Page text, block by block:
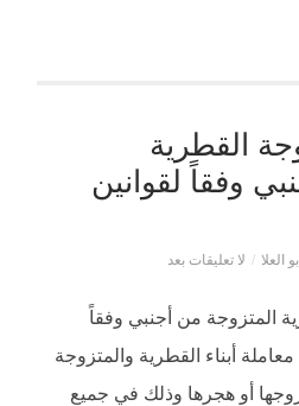
القطرية
وفقاً لقوانين
العلا / لا تعليقات بعد
المتزوجة من أجنبي وفقاً
أبناء القطرية والمتزوجة
أو هجرها وذلك في جميع